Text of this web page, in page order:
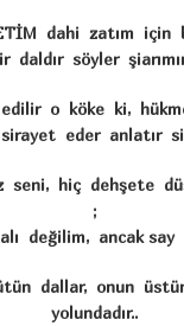
dahi zatım için
daldır söyler
o köke ki,
eder anlatır
dehşete
;
değilim, ancak say
onun
yolundadır..